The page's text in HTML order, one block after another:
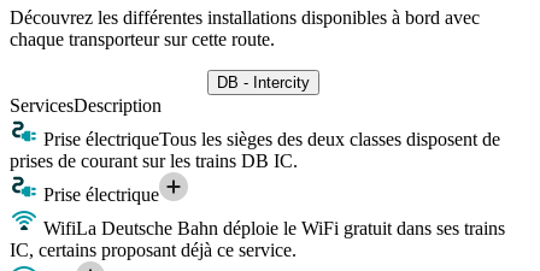
Découvrez les différentes installations disponibles à bord avec
chaque transporteur sur cette route.
DB - Intercity
ServicesDescription
Prise électriqueTous les sièges des deux classes disposent de
prises de courant sur les trains DB IC.
Prise électrique
WifiLa Deutsche Bahn déploie le WiFi gratuit dans ses trains
IC, certains proposant déjà ce service.